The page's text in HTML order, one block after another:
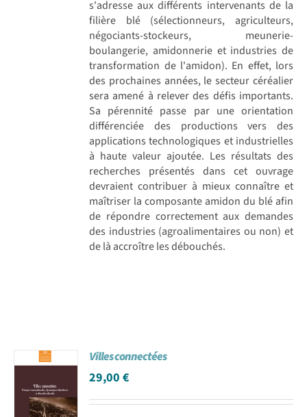
s'adresse aux différents intervenants de la
filière blé (sélectionneurs, agriculteurs,
négociants-stockeurs, meunerie-
boulangerie, amidonnerie et industries de
transformation de l'amidon). En effet, lors
des prochaines années, le secteur céréalier
sera amené à relever des défis importants.
Sa pérennité passe par une orientation
différenciée des productions vers des
applications technologiques et industrielles
à haute valeur ajoutée. Les résultats des
recherches présentés dans cet ouvrage
devraient contribuer à mieux connaître et
maîtriser la composante amidon du blé afin
de répondre correctement aux demandes
des industries (agroalimentaires ou non) et
de là accroître les débouchés.
Villes connectées
29,00€